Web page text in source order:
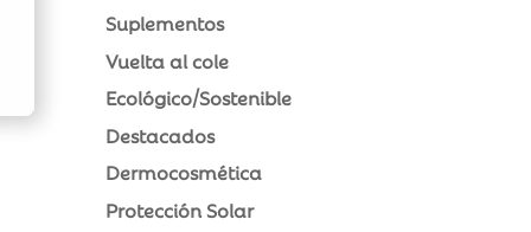
Suplementos
Vuelta al cole
Ecológico/Sostenible
Destacados
Dermocosmética
Protección Solar